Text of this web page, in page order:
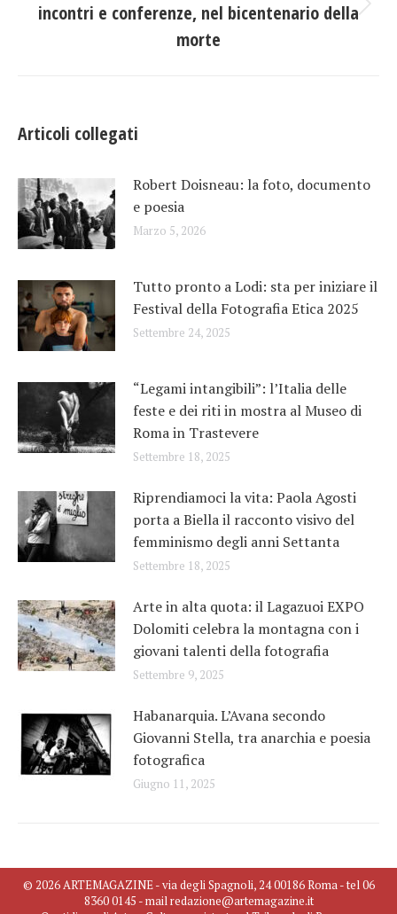
Prossimo
post:
incontri e conferenze, nel bicentenario della
morte
Articoli collegati
Robert Doisneau: la foto, documento
e poesia
Marzo 5, 2026
Tutto pronto a Lodi: sta per iniziare il
Festival della Fotografia Etica 2025
Settembre 24, 2025
“Legami intangibili”: l’Italia delle
feste e dei riti in mostra al Museo di
Roma in Trastevere
Settembre 18, 2025
Riprendiamoci la vita: Paola Agosti
porta a Biella il racconto visivo del
femminismo degli anni Settanta
Settembre 18, 2025
Arte in alta quota: il Lagazuoi EXPO
Dolomiti celebra la montagna con i
giovani talenti della fotografia
Settembre 9, 2025
Habanarquia. L’Avana secondo
Giovanni Stella, tra anarchia e poesia
fotografica
Giugno 11, 2025
© 2026 ARTEMAGAZINE - via degli Spagnoli, 24 00186 Roma - tel 06
8360 0145 - mail redazione@artemagazine.it